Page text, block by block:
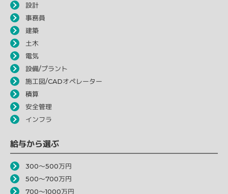
設計
事務員
建築
土木
電気
設備/プラント
施工図/CADオペレーター
積算
安全管理
インフラ
給与から選ぶ
300～500万円
500～700万円
700～1000万円